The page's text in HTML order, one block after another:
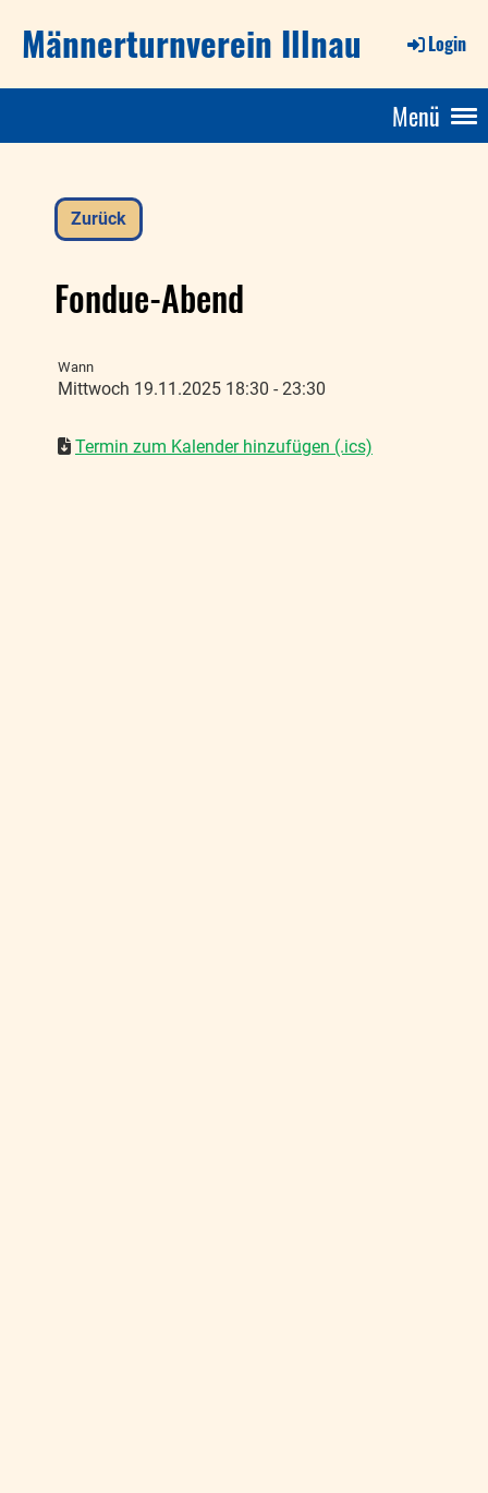
Männerturnverein Illnau Login
Menü
Zurück
Fondue-Abend
Wann
Mittwoch 19.11.2025 18:30 - 23:30
Termin zum Kalender hinzufügen (.ics)